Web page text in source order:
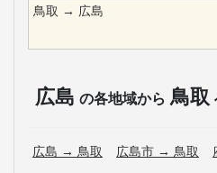
鳥取 → 広島
広島 の各地域から 鳥取
広島 → 鳥取 広島市 → 鳥取